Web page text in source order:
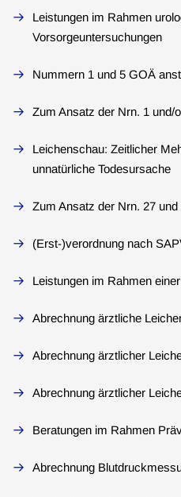
Leistungen im Rahmen
Vorsorgeuntersuchungen
Nummern 1 und 5 GOÄ
Zum Ansatz der Nrn. 1 und/
Leichenschau: Zeitlicher
unnatürliche Todesursache
Zum Ansatz der Nrn. 27 und
(Erst-)verordnung nach
Leistungen im Rahmen
Abrechnung ärztliche
Abrechnung ärztlicher
Abrechnung ärztlicher
Beratungen im Rahmen
Abrechnung